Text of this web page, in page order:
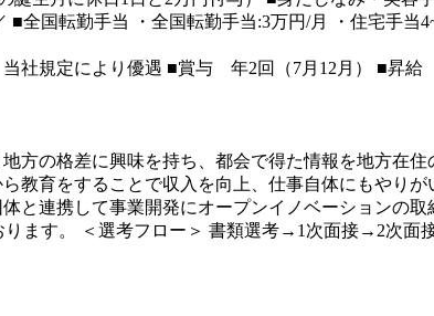
■全国転勤手当 ・全国転勤手当:3万円/月
・住宅手当
社規定により優遇 ■賞与 年2回（7月12月） ■昇給
方の格差に興味を持ち、都会で得た情報を地方在住
教育をすることで収入を向上、仕事自体にもやり
と連携して事業開発にオープンイノベーションの
ます。
＜選考フロー＞ 書類選考→1次面接→2次面